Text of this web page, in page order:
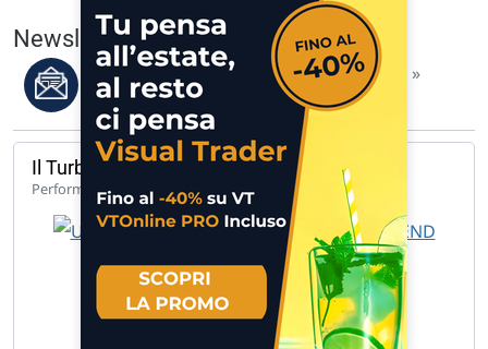
Newsletter del 07/08/2026
Leggi i migliori articoli della settimana »
Il Turbo del giorno
Performance 1 anno 142,33%
UCH TB LG BANCA MED 9.848 B 9.… »